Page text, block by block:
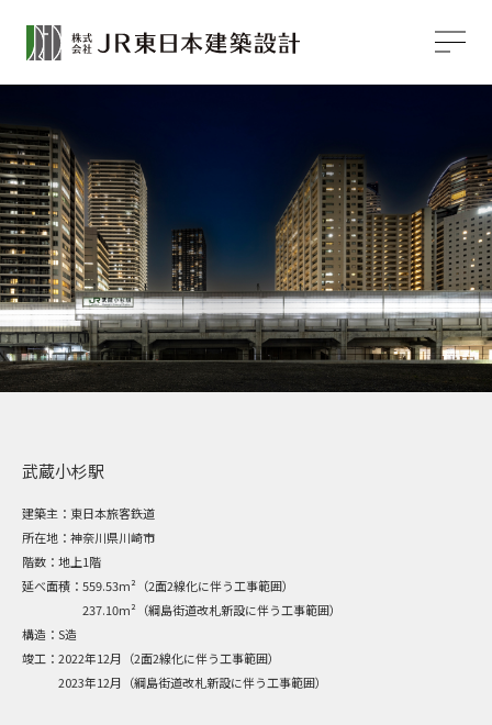
武蔵小杉駅
建築主： 東日本旅客鉃道
所在地： 神奈川県川崎市
階数： 地上1階
延べ面積： 559.53m²（2面2線化に伴う工事範囲）
237.10m²（綱島街道改札新設に伴う工事範囲）
構造： S造
竣工： 2022年12月（2面2線化に伴う工事範囲）
2023年12月（綱島街道改札新設に伴う工事範囲）